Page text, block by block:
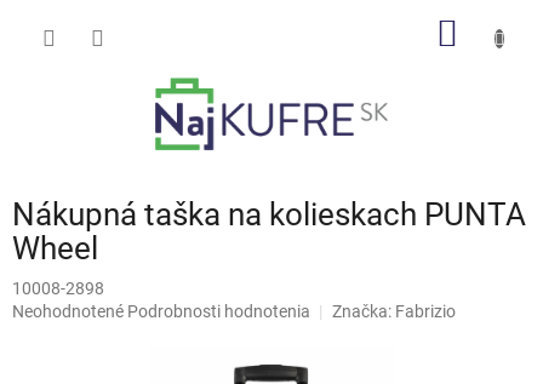
Nákupná taška na kolieskach PUNTA
Wheel
10008-2898
Priemerné
Neohodnotené Podrobnosti hodnotenia Značka: Fabrizio